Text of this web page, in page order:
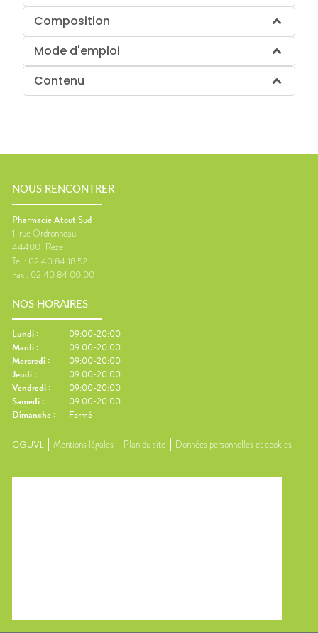
Composition
Mode d'emploi
Contenu
NOUS RENCONTRER
Pharmacie Atout Sud
1, rue Ordronneau
44400 Reze
Tel : 02 40 84 18 52
Fax : 02 40 84 00 00
NOS HORAIRES
Lundi :
09:00-20:00
Mardi :
09:00-20:00
Mercredi :
09:00-20:00
Jeudi :
09:00-20:00
Vendredi :
09:00-20:00
Samedi :
09:00-20:00
Dimanche : Fermé
CGUVL Mentions légales Plan du site Données personnelles et cookies